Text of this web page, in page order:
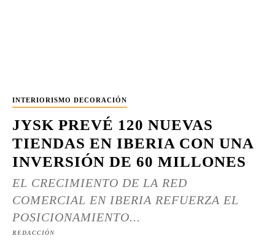
INTERIORISMO DECORACIÓN
JYSK PREVÉ 120 NUEVAS
TIENDAS EN IBERIA CON UNA
INVERSIÓN DE 60 MILLONES
EL CRECIMIENTO DE LA RED
COMERCIAL EN IBERIA REFUERZA EL
POSICIONAMIENTO...
REDACCIÓN